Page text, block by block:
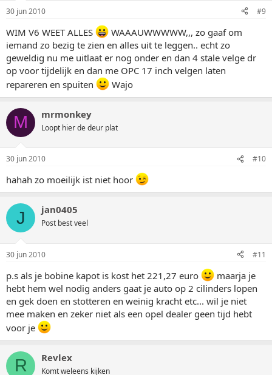
30 jun 2010 #9
WIM V6 WEET ALLES
WAAAUWWWWW,,, zo gaaf om
iemand zo bezig te zien en alles uit te leggen.. echt zo
geweldig nu me uitlaat er nog onder en dan 4 stale velge dr
op voor tijdelijk en dan me OPC 17 inch velgen laten
repareren en spuiten
Wajo
M mrmonkey
Loopt hier de deur plat
30 jun 2010 #10
hahah zo moeilijk ist niet hoor
J jan0405
Post best veel
30 jun 2010 #11
p.s als je bobine kapot is kost het 221,27 euro
maarja je
hebt hem wel nodig anders gaat je auto op 2 cilinders lopen
en gek doen en stotteren en weinig kracht etc... wil je niet
mee maken en zeker niet als een opel dealer geen tijd hebt
voor je
R Revlex
Komt weleens kijken